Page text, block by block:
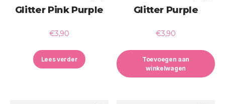
Glitter Pink Purple
€3,90
Lees verder
Glitter Purple
€3,90
Toevoegen aan
winkelwagen